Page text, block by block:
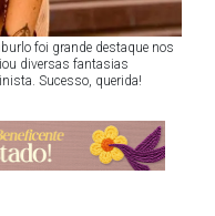
foi grande destaque nos
diversas fantasias
Sucesso, querida!